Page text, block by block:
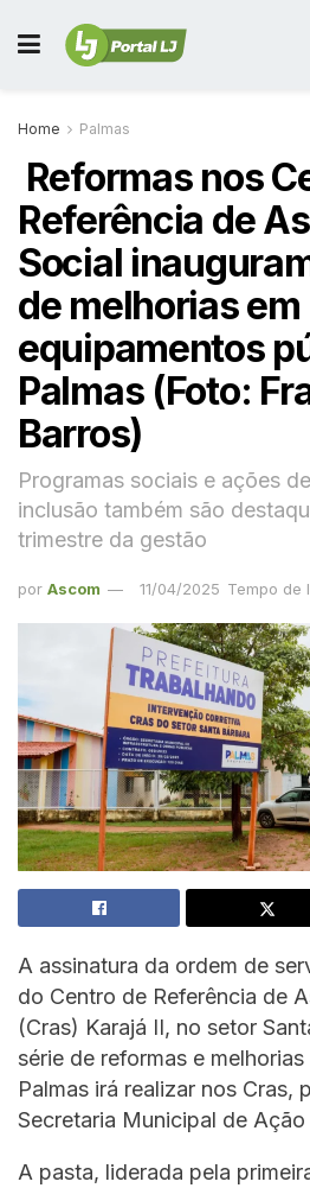
Home Palmas
Reformas nos
Referência de
Social
de melhorias em
equipamentos
Palmas (Foto:
Barros)
Programas sociais e ações
inclusão também são
trimestre da gestão
por Ascom 11/04/2025 Tempo de
A assinatura da ordem de
do Centro de Referência de
(Cras) Karajá II, no setor
série de reformas e
Palmas irá realizar nos Cras,
Secretaria Municipal de Ação
A pasta, liderada pela